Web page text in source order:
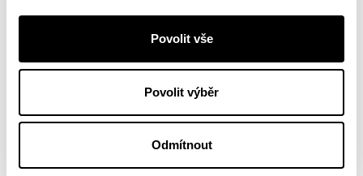
Povolit vše
Povolit výběr
Odmítnout
184 stránek
Kyril Bonfiglioli